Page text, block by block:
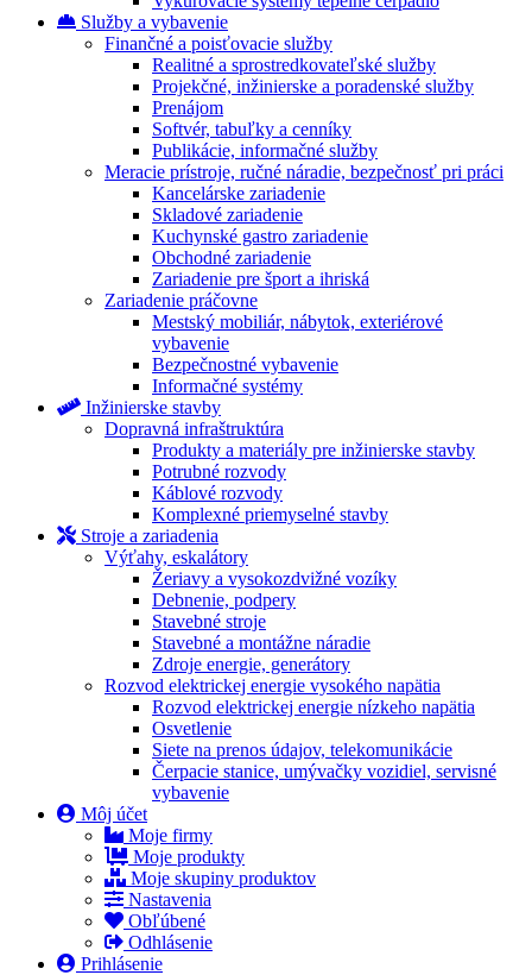
Služby a vybavenie
Finančné a poisťovacie služby
Realitné a sprostredkovateľské služby
Projekčné, inžinierske a poradenské služby
Prenájom
Softvér, tabuľky a cenníky
Publikácie, informačné služby
Meracie prístroje, ručné náradie, bezpečnosť pri práci
Kancelárske zariadenie
Skladové zariadenie
Kuchynské gastro zariadenie
Obchodné zariadenie
Zariadenie pre šport a ihriská
Zariadenie práčovne
Mestský mobiliár, nábytok, exteriérové
vybavenie
Bezpečnostné vybavenie
Informačné systémy
Inžinierske stavby
Dopravná infraštruktúra
Produkty a materiály pre inžinierske stavby
Potrubné rozvody
Káblové rozvody
Komplexné priemyselné stavby
Stroje a zariadenia
Výťahy, eskalátory
Žeriavy a vysokozdvižné vozíky
Debnenie, podpery
Stavebné stroje
Stavebné a montážne náradie
Zdroje energie, generátory
Rozvod elektrickej energie vysokého napätia
Rozvod elektrickej energie nízkeho napätia
Osvetlenie
Siete na prenos údajov, telekomunikácie
Čerpacie stanice, umývačky vozidiel, servisné
vybavenie
Môj účet
Moje firmy
Moje produkty
Moje skupiny produktov
Nastavenia
Obľúbené
Odhlásenie
Prihlásenie